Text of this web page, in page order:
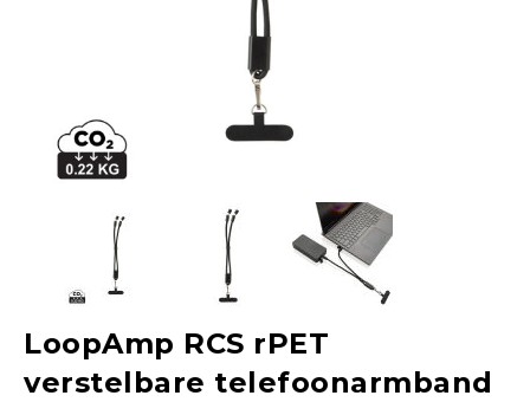
LoopAmp RCS rPET
verstelbare telefoonarmband